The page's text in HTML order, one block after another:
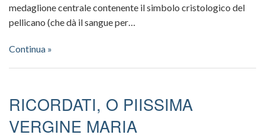
medaglione centrale contenente il simbolo cristologico del
pellicano (che dà il sangue per…
Continua »
RICORDATI, O PIISSIMA
VERGINE MARIA